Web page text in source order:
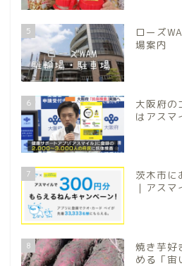
5
ローズ
場案内
6
大阪府の
はアスマ
7
茨木市に
｜アスマ
8
焼き芋好
める「宙